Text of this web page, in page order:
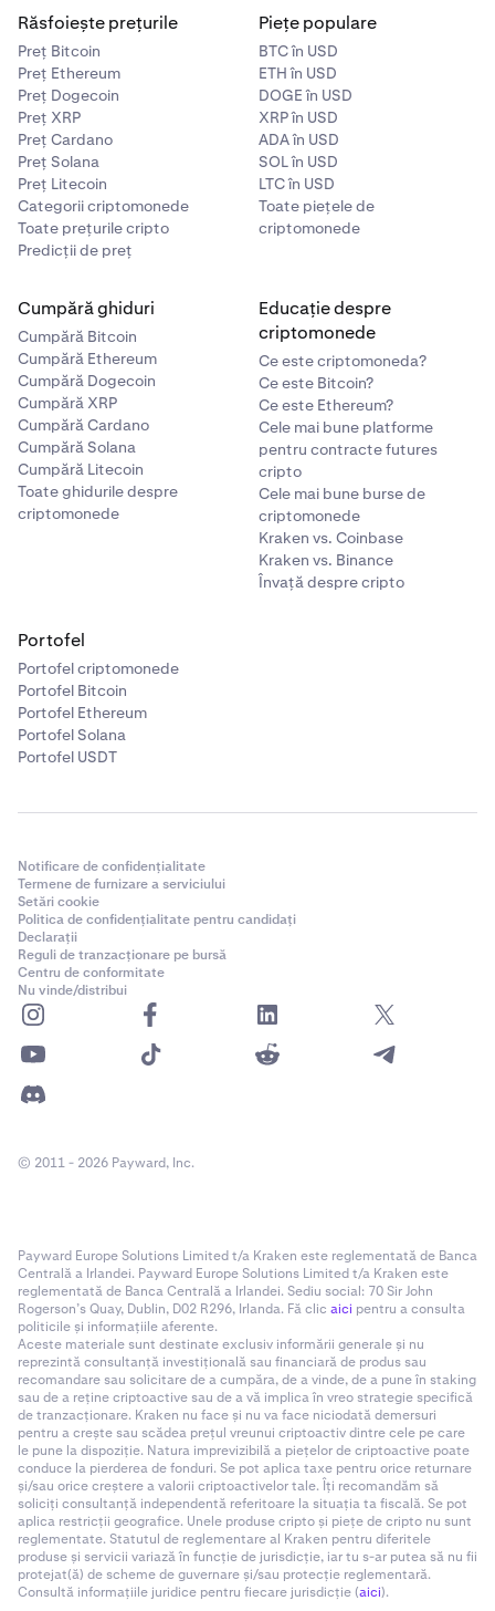
Răsfoiește prețurile
Preț Bitcoin
Preț Ethereum
Preț Dogecoin
Preț XRP
Preț Cardano
Preț Solana
Preț Litecoin
Categorii criptomonede
Toate prețurile cripto
Predicții de preț
Piețe populare
BTC în USD
ETH în USD
DOGE în USD
XRP în USD
ADA în USD
SOL în USD
LTC în USD
Toate piețele de
criptomonede
Cumpără ghiduri
Cumpără Bitcoin
Cumpără Ethereum
Cumpără Dogecoin
Cumpără XRP
Cumpără Cardano
Cumpără Solana
Cumpără Litecoin
Toate ghidurile despre
criptomonede
Educație despre
criptomonede
Ce este criptomoneda?
Ce este Bitcoin?
Ce este Ethereum?
Cele mai bune platforme
pentru contracte futures
cripto
Cele mai bune burse de
criptomonede
Kraken vs. Coinbase
Kraken vs. Binance
Învață despre cripto
Portofel
Portofel criptomonede
Portofel Bitcoin
Portofel Ethereum
Portofel Solana
Portofel USDT
Notificare de confidențialitate
Termene de furnizare a serviciului
Setări cookie
Politica de confidențialitate pentru candidați
Declarații
Reguli de tranzacționare pe bursă
Centru de conformitate
Nu vinde/distribui
© 2011 - 2026 Payward, Inc.
Payward Europe Solutions Limited t/a Kraken este reglementată de Banca
Centrală a Irlandei. Payward Europe Solutions Limited t/a Kraken este
reglementată de Banca Centrală a Irlandei. Sediu social: 70 Sir John
Rogerson’s Quay, Dublin, D02 R296, Irlanda. Fă clic aici pentru a consulta
politicile și informațiile aferente.
Aceste materiale sunt destinate exclusiv informării generale și nu
reprezintă consultanță investițională sau financiară de produs sau
recomandare sau solicitare de a cumpăra, de a vinde, de a pune în staking
sau de a reține criptoactive sau de a vă implica în vreo strategie specifică
de tranzacționare. Kraken nu face și nu va face niciodată demersuri
pentru a crește sau scădea prețul vreunui criptoactiv dintre cele pe care
le pune la dispoziție. Natura imprevizibilă a piețelor de criptoactive poate
conduce la pierderea de fonduri. Se pot aplica taxe pentru orice returnare
și/sau orice creștere a valorii criptoactivelor tale. Îți recomandăm să
soliciți consultanță independentă referitoare la situația ta fiscală. Se pot
aplica restricții geografice. Unele produse cripto și piețe de cripto nu sunt
reglementate. Statutul de reglementare al Kraken pentru diferitele
produse și servicii variază în funcție de jurisdicție, iar tu s-ar putea să nu fii
protejat(ă) de scheme de guvernare și/sau protecție reglementară.
Consultă informațiile juridice pentru fiecare jurisdicție (aici).